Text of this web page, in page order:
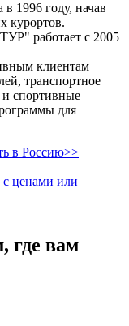
году, начав
курортов.
работает с 2005
клиентам
транспортное
и спортивные
для
в Россию>>
с ценами или
где вам